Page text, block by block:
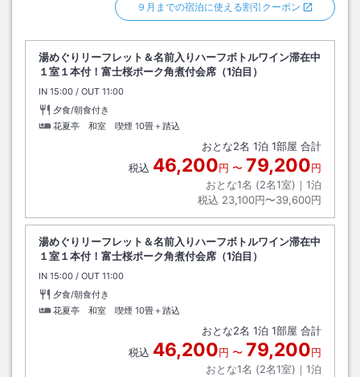
９月までの宿泊に使える割引クーポン
湯めぐりリーフレット＆名前入りハーフボトルワイン滞在中
１室１本付！富士桜ポーク角煮付会席（1泊目）
IN チェックイン
15:00 / OUT チェックアウト
11:00
夕食/朝食付き
花夏亭 和室 喫煙 10畳＋踏込
おとな2名 1泊 1部屋 合計
税込 46,200円 〜 79,200円
おとな1名 (2名1室)｜ 1泊
税込 23,100円〜39,600円
湯めぐりリーフレット＆名前入りハーフボトルワイン滞在中
１室１本付！富士桜ポーク角煮付会席（1泊目）
IN チェックイン
15:00 / OUT チェックアウト
11:00
夕食/朝食付き
花夏亭 和室 喫煙 10畳＋踏込
おとな2名 1泊 1部屋 合計
税込 46,200円 〜 79,200円
おとな1名 (2名1室)｜ 1泊